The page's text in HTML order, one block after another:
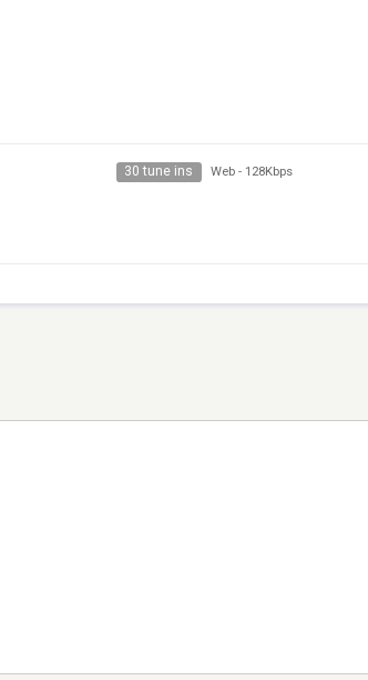
30 tune ins Web - 128Kbps